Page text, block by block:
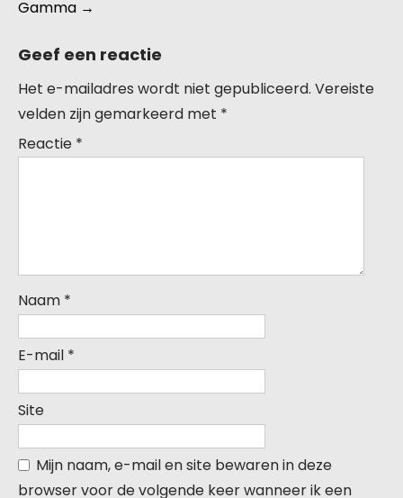
Gamma →
Geef een reactie
Het e-mailadres wordt niet gepubliceerd. Vereiste
velden zijn gemarkeerd met *
Reactie *
Naam *
E-mail *
Site
Mijn naam, e-mail en site bewaren in deze
browser voor de volgende keer wanneer ik een